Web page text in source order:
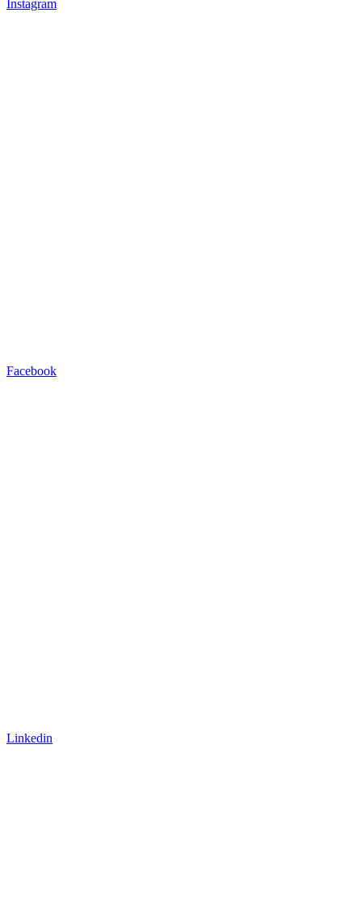
Instagram
Facebook
Linkedin